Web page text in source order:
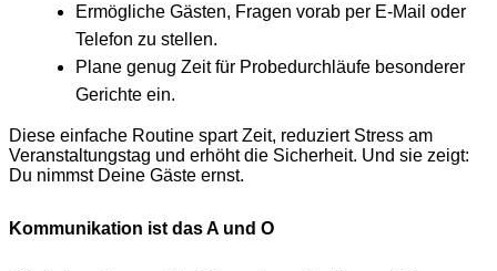
Ermögliche Gästen, Fragen vorab per E‑Mail oder
Telefon zu stellen.
Plane genug Zeit für Probedurchläufe besonderer
Gerichte ein.
Diese einfache Routine spart Zeit, reduziert Stress am
Veranstaltungstag und erhöht die Sicherheit. Und sie zeigt:
Du nimmst Deine Gäste ernst.
Kommunikation ist das A und O